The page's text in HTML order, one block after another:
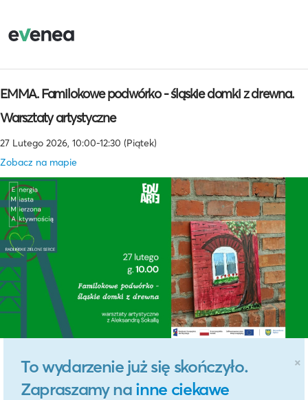
EMMA. Familokowe podwórko - śląskie domki z drewna.
Warsztaty artystyczne
27 Lutego 2026, 10:00-12:30 (Piątek)
Zobacz na mapie
×
To wydarzenie już się skończyło.
Zapraszamy na inne ciekawe